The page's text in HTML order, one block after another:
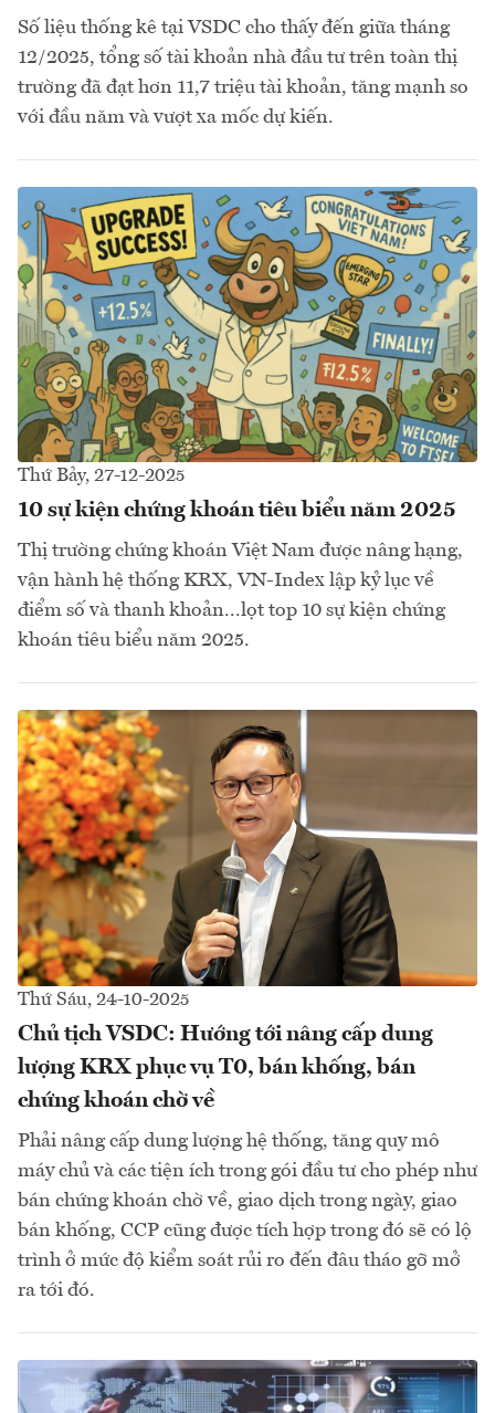
Số liệu thống kê tại VSDC cho thấy đến giữa tháng
12/2025, tổng số tài khoản nhà đầu tư trên toàn thị
trường đã đạt hơn 11,7 triệu tài khoản, tăng mạnh so
với đầu năm và vượt xa mốc dự kiến.
Thứ Bảy, 27-12-2025
10 sự kiện chứng khoán tiêu biểu năm 2025
Thị trường chứng khoán Việt Nam được nâng hạng,
vận hành hệ thống KRX, VN-Index lập kỷ lục về
điểm số và thanh khoản...lọt top 10 sự kiện chứng
khoán tiêu biểu năm 2025.
Thứ Sáu, 24-10-2025
Chủ tịch VSDC: Hướng tới nâng cấp dung
lượng KRX phục vụ T0, bán khống, bán
chứng khoán chờ về
Phải nâng cấp dung lượng hệ thống, tăng quy mô
máy chủ và các tiện ích trong gói đầu tư cho phép như
bán chứng khoán chờ về, giao dịch trong ngày, giao
bán khống, CCP cũng được tích hợp trong đó sẽ có lộ
trình ở mức độ kiểm soát rủi ro đến đâu tháo gỡ mở
ra tới đó.